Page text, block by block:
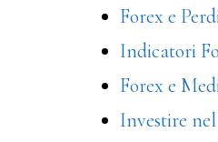
Forex e
Indicatori
Forex e
Investire